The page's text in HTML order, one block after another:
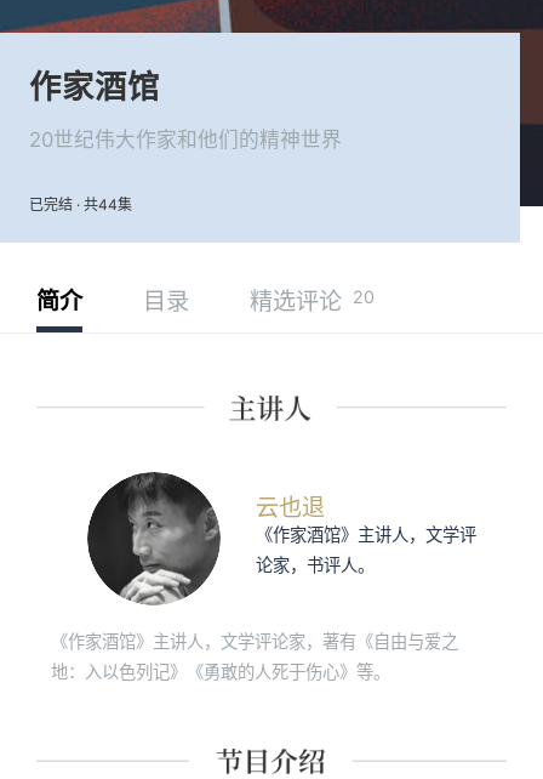
作家酒馆
20世纪伟大作家和他们的精神世界
已完结 · 共44集
简介 目录 精选评论 20
云也退
《作家酒馆》主讲人，文学评
论家，书评人。
《作家酒馆》主讲人，文学评论家，著有《自由与爱之
地：入以色列记》《勇敢的人死于伤心》等。